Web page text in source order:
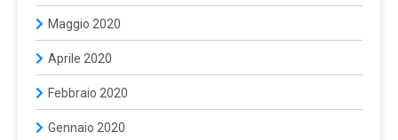
Maggio 2020
Aprile 2020
Febbraio 2020
Gennaio 2020